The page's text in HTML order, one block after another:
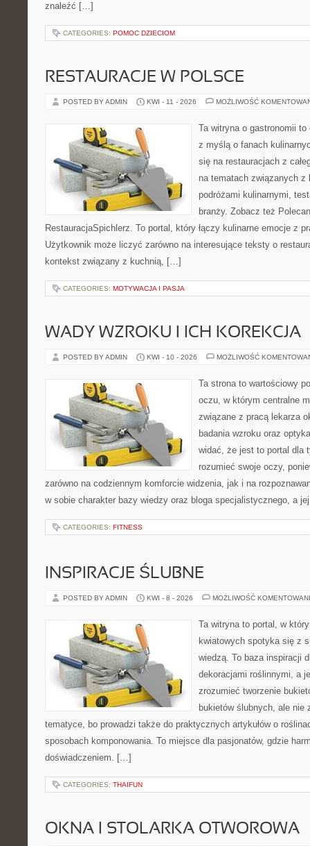
znaleźć […]
CATEGORIES: POMOC DZIECIOM
RESTAURACJE W POLSCE
POSTED BY ADMIN KWI - 11 - 2026 MOŻLIWOŚĆ
Ta witryna o gastronomii
z myślą o fanach
się na restauracjach z
na tematach związanych z
podróżami kulinarnymi,
branży. Zobacz też
RestauracjaSpichlerz. To portal, który łączy kulinarne emocje z
Użytkownik może liczyć zarówno na interesujące teksty o
kontekst związany z kuchnią, […]
CATEGORIES: MOTYWACJA I PASJA
WADY WZROKU I ICH KOREKCJA
POSTED BY ADMIN KWI - 10 - 2026 MOŻLIWOŚĆ
Ta strona to wartościowy
oczu, w którym centralne
związane z pracą lekarza
badania wzroku oraz
widać, że jest to portal dla
rozumieć swoje oczy,
zarówno na codziennym komforcie widzenia, jak i na
w sobie charakter bazy wiedzy oraz bloga specjalistycznego, a
CATEGORIES: FITNESS
INSPIRACJE ŚLUBNE
POSTED BY ADMIN KWI - 8 - 2026 MOŻLIWOŚĆ
Ta witryna to portal, w
kwiatowych spotyka się z
wiedzą. To baza inspiracji
dekoracjami roślinnymi, a
zrozumieć tworzenie
bukietów ślubnych, ale nie
tematyce, bo prowadzi także do praktycznych artykułów o
sposobach komponowania. To miejsce dla pasjonatów, gdzie
doświadczeniem. […]
CATEGORIES: THAIFUN
OKNA I STOLARKA OTWOROWA